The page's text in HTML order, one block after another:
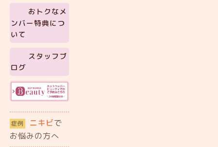
おトクなメ
ンバー特典につ
いて
スタッフブ
ログ
症例 ニキビで
お悩みの方へ